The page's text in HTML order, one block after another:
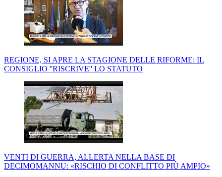
REGIONE, SI APRE LA STAGIONE DELLE RIFORME: IL
CONSIGLIO ''RISCRIVE'' LO STATUTO
VENTI DI GUERRA, ALLERTA NELLA BASE DI
DECIMOMANNU: «RISCHIO DI CONFLITTO PIÙ AMPIO»